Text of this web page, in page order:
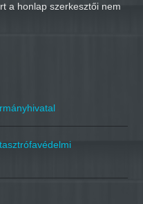
a honlap szerkesztői nem